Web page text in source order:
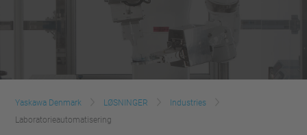
Yaskawa Denmark LØSNINGER
Industries
Laboratorieautomatisering